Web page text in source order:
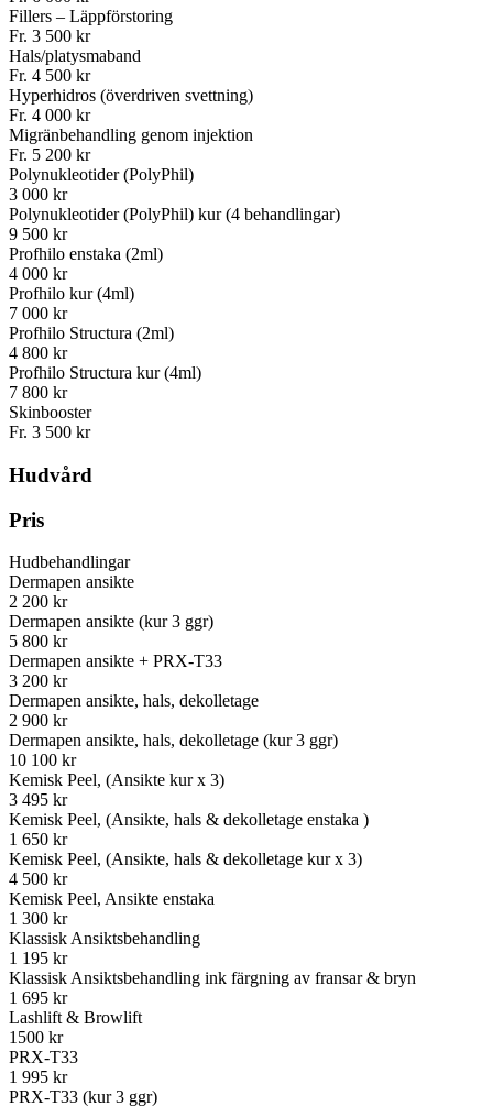
Fillers – Läppförstoring
Fr. 3 500 kr
Hals/platysmaband
Fr. 4 500 kr
Hyperhidros (överdriven svettning)
Fr. 4 000 kr
Migränbehandling genom injektion
Fr. 5 200 kr
Polynukleotider (PolyPhil)
3 000 kr
Polynukleotider (PolyPhil) kur (4 behandlingar)
9 500 kr
Profhilo enstaka (2ml)
4 000 kr
Profhilo kur (4ml)
7 000 kr
Profhilo Structura (2ml)
4 800 kr
Profhilo Structura kur (4ml)
7 800 kr
Skinbooster
Fr. 3 500 kr
Hudvård
Pris
Hudbehandlingar
Dermapen ansikte
2 200 kr
Dermapen ansikte (kur 3 ggr)
5 800 kr
Dermapen ansikte + PRX-T33
3 200 kr
Dermapen ansikte, hals, dekolletage
2 900 kr
Dermapen ansikte, hals, dekolletage (kur 3 ggr)
10 100 kr
Kemisk Peel, (Ansikte kur x 3)
3 495 kr
Kemisk Peel, (Ansikte, hals & dekolletage enstaka )
1 650 kr
Kemisk Peel, (Ansikte, hals & dekolletage kur x 3)
4 500 kr
Kemisk Peel, Ansikte enstaka
1 300 kr
Klassisk Ansiktsbehandling
1 195 kr
Klassisk Ansiktsbehandling ink färgning av fransar & bryn
1 695 kr
Lashlift & Browlift
1500 kr
PRX-T33
1 995 kr
PRX-T33 (kur 3 ggr)